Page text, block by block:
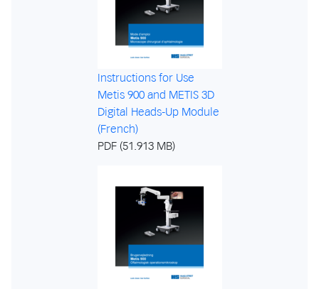
Instructions for Use
Metis 900 and METIS 3D
Digital Heads-Up Module
(French)
PDF (51.913 MB)